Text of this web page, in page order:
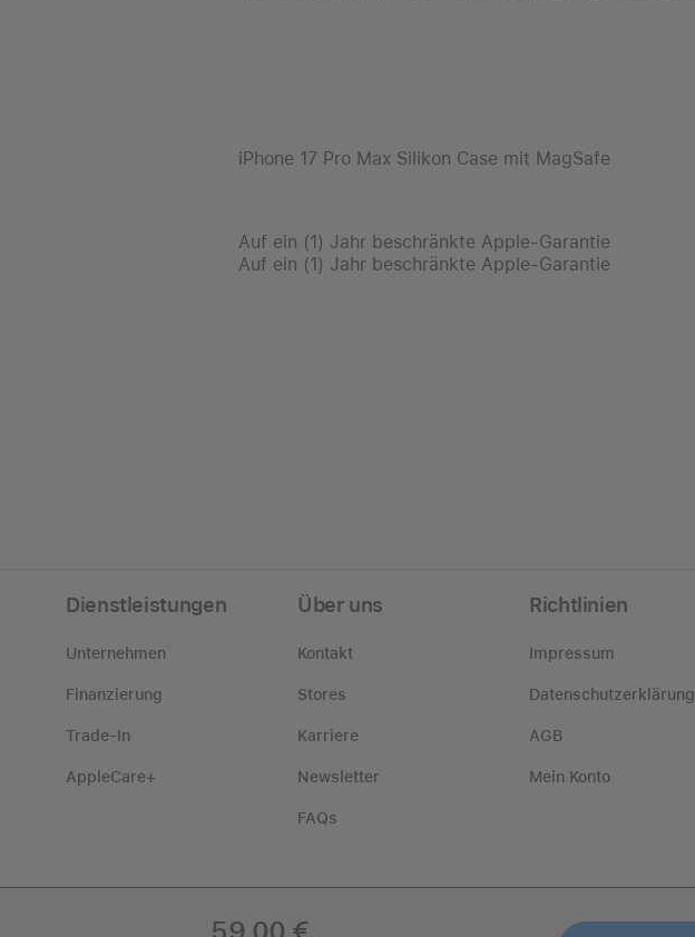
iPhone 17 Pro Max Silikon Case mit MagSafe
Auf ein (1) Jahr beschränkte Apple-Garantie
Auf ein (1) Jahr beschränkte Apple-Garantie
Dienstleistungen
Unternehmen
Finanzierung
Trade-In
AppleCare+
Über uns
Kontakt
Stores
Karriere
Newsletter
FAQs
Richtlinien
Impressum
Datenschutzerklärung
AGB
Mein Konto